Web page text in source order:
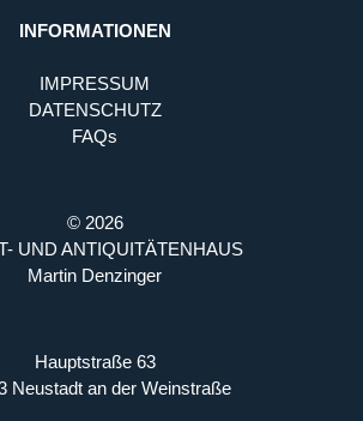
INFORMATIONEN
IMPRESSUM
DATENSCHUTZ
FAQs
© 2026
UND ANTIQUITÄTENHAUS
Martin Denzinger
Hauptstraße 63
Neustadt an der Weinstraße